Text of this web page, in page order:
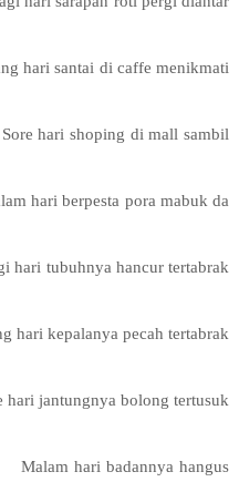
hari santai di caffe menikmati
Sore hari shoping di mall sambil
hari berpesta pora mabuk da
hari tubuhnya hancur tertabrak
hari kepalanya pecah tertabrak
hari jantungnya bolong tertusuk
Malam hari badannya hangus